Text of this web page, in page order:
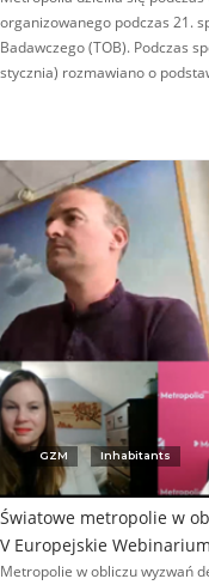
organizowanego podczas 21.
Badawczego (TOB). Podczas
stycznia) rozmawiano o
GZM Inhabitants
Światowe metropolie w
V Europejskie
Metropolie w obliczu wyzwań